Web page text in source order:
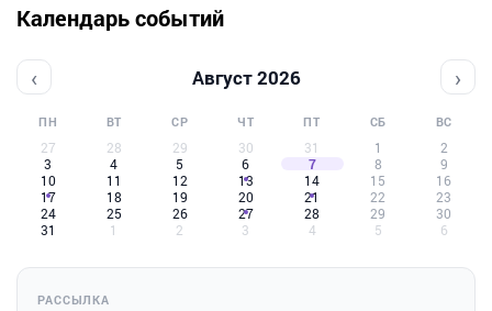
Календарь событий
‹ Август 2026 ›
ПН ВТ СР ЧТ ПТ СБ ВС
27 28 29 30 31 1
2
3
4 5 6 7 8
9
10
11 12 13 14 15
16
17
18 19 20 21 22
23
24
25 26 27 28 29
30
31
1 2 3 4 5 6
РАССЫЛКА